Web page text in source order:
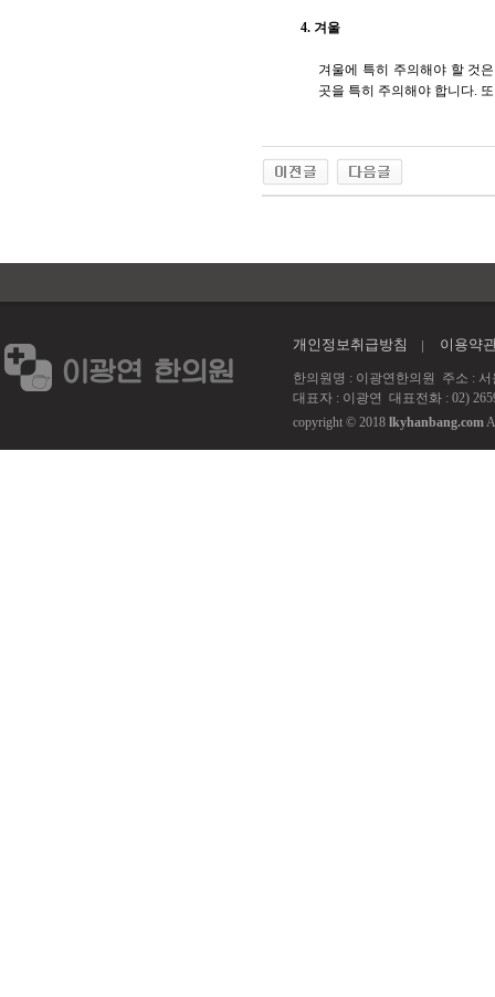
4. 겨울
겨울에 특히 주의해야 할 것
곳을 특히 주의해야 합니다.
개인정보취급방침 이용약
한의원명 : 이광연한의원 주소 : 서
대표자 : 이광연 대표전화 : 02)
copyright © 2018 lkyhanbang.com